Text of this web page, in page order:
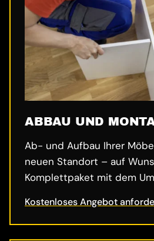
ABBAU UND
Ab- und Aufbau Ihrer
neuen Standort – auf
Komplettpaket mit dem
Kostenloses Angebot